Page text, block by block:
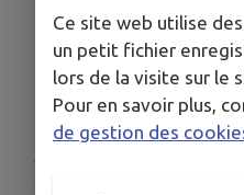
producteurs locaux
lait, légumes secs,
🥖
Ce site web utilise
un petit fichier
lors de la visite sur le
Pour en savoir plus,
de gestion des